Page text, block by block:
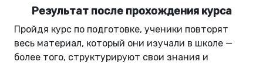
Результат после прохождения курса
Пройдя курс по подготовке, ученики повторят
весь материал, который они изучали в школе —
более того, структурируют свои знания и